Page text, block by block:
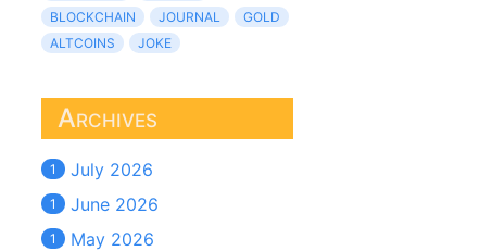
BLOCKCHAIN
JOURNAL
GOLD
ALTCOINS
JOKE
Archives
1 July 2026
1 June 2026
1 May 2026